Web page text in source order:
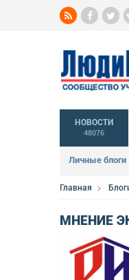
НОВОСТИ
48076
Личные блоги
Главная
МНЕНИЕ